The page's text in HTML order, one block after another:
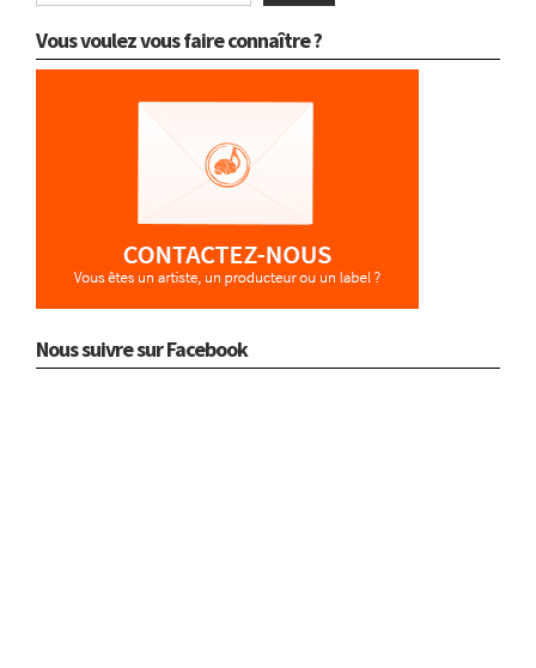
Vous voulez vous faire connaître ?
Nous suivre sur Facebook